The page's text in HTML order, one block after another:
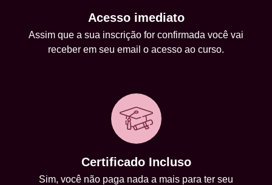
Acesso imediato
Assim que a sua inscrição for confirmada você vai
receber em seu email o acesso ao curso.
Certificado Incluso
Sim, você não paga nada a mais para ter seu